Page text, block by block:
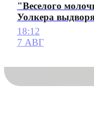
"Веселого
Уолкера
18:12
7 АВГ